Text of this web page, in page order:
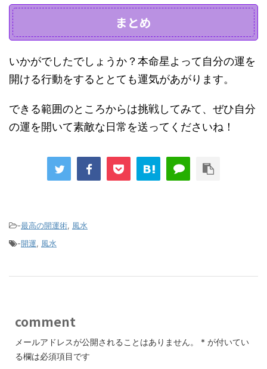
まとめ
いかがでしたでしょうか？本命星よって自分の運を
開ける行動をするととても運気があがります。
できる範囲のところからは挑戦してみて、ぜひ自分
の運を開いて素敵な日常を送ってくださいね！
-最高の開運術, 風水
-開運, 風水
comment
メールアドレスが公開されることはありません。 * が付いてい
る欄は必須項目です